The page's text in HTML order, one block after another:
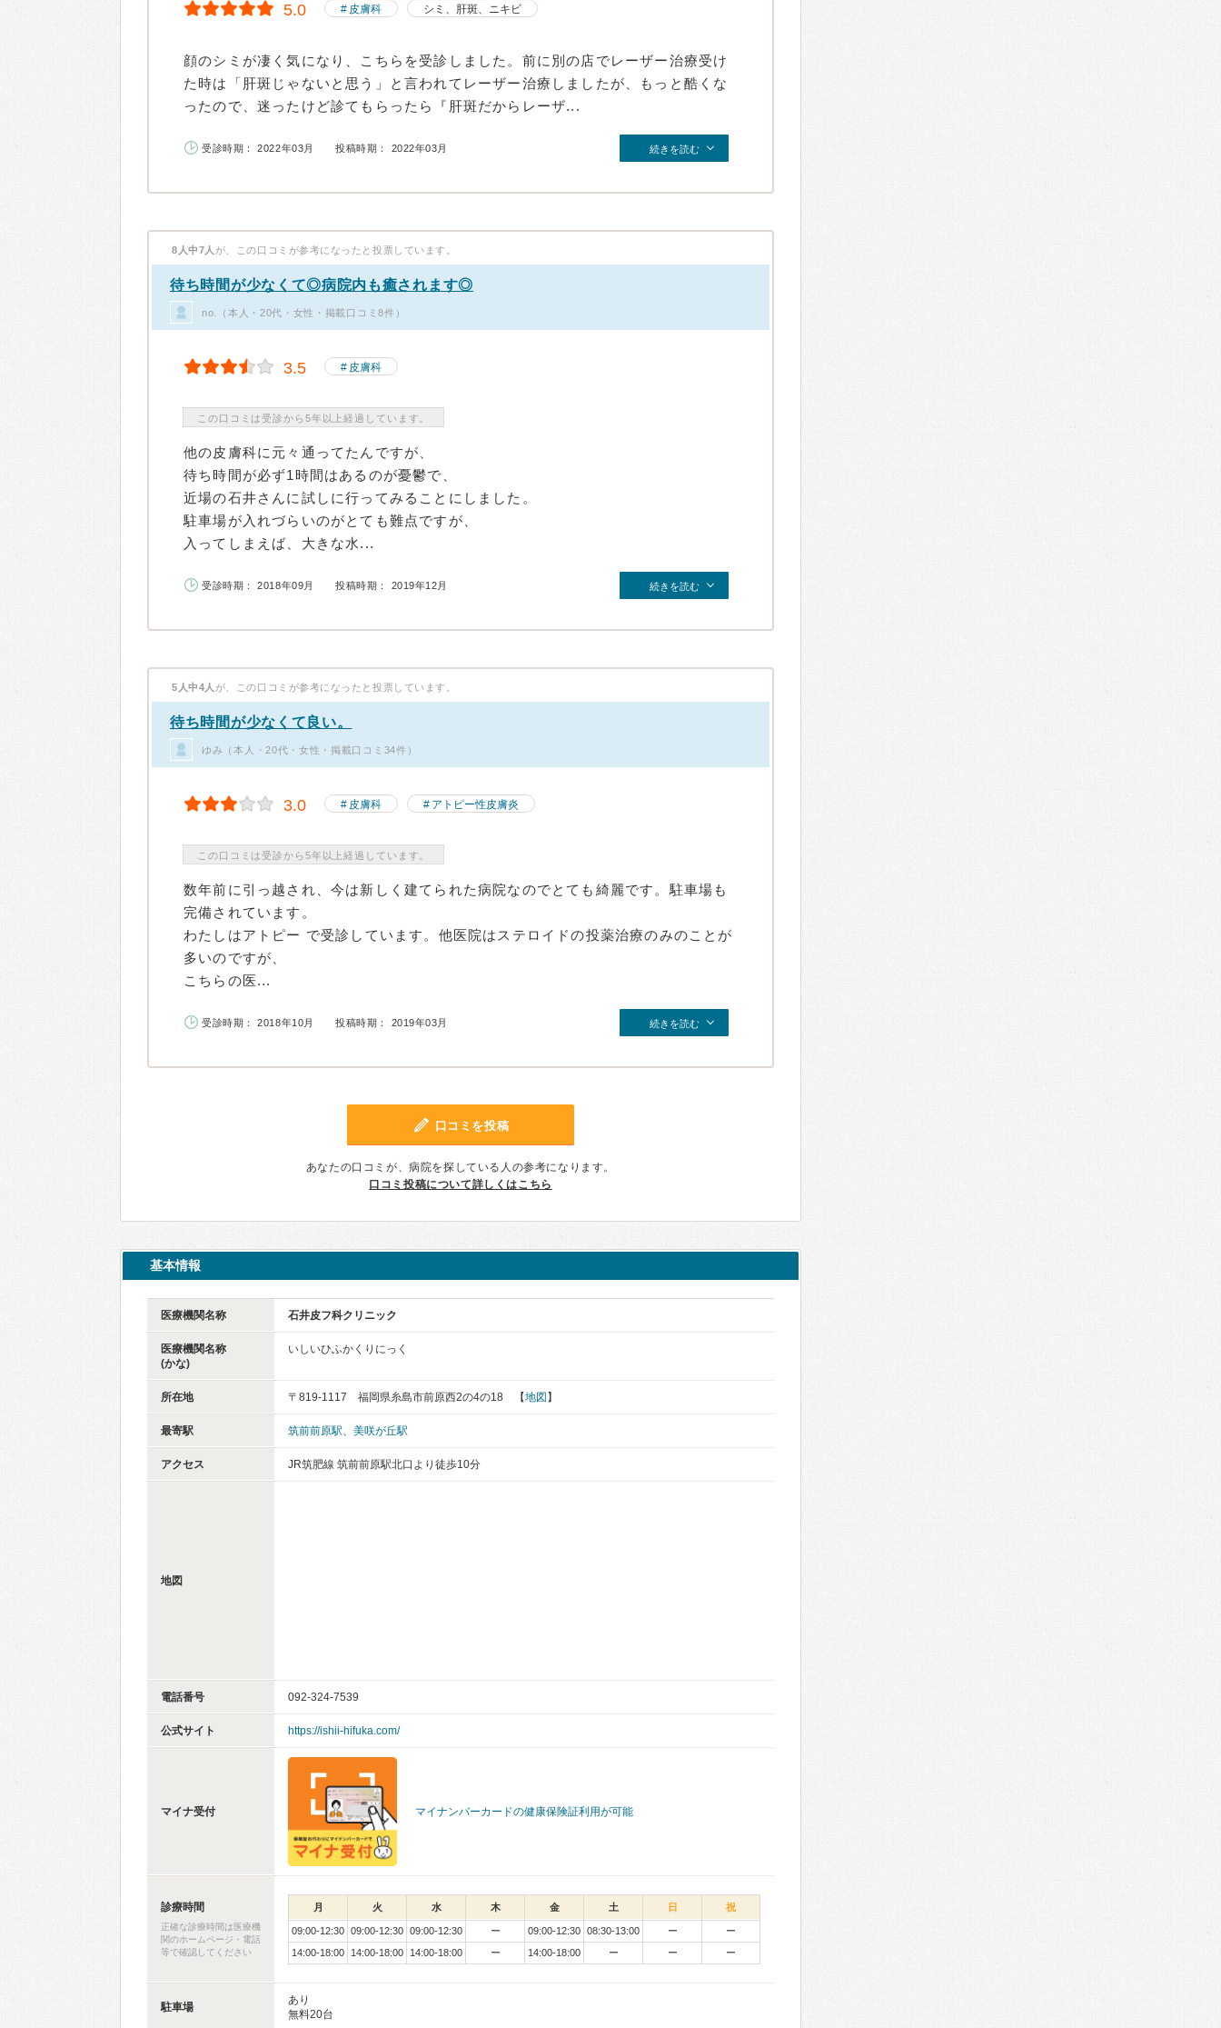
5.0 皮膚科 シミ、肝斑、ニキビ
顔のシミが凄く気になり、こちらを受診しました。前に別の店でレーザー治療受け
た時は「肝斑じゃないと思う」と言われてレーザー治療しましたが、もっと酷くな
ったので、迷ったけど診てもらったら『肝斑だからレーザ...
受診時期： 2022年03月 投稿時期： 2022年03月 続きを読む
8人中7人 が、この口コミが参考になったと投票しています。
待ち時間が少なくて◎病院内も癒されます◎
no.（本人・20代・女性・掲載口コミ8件）
3.5 皮膚科
この口コミは受診から5年以上経過しています。
他の皮膚科に元々通ってたんですが、
待ち時間が必ず1時間はあるのが憂鬱で、
近場の石井さんに試しに行ってみることにしました。
駐車場が入れづらいのがとても難点ですが、
入ってしまえば、大きな水...
受診時期： 2018年09月 投稿時期： 2019年12月 続きを読む
5人中4人 が、この口コミが参考になったと投票しています。
待ち時間が少なくて良い。
ゆみ（本人・20代・女性・掲載口コミ34件）
3.0 皮膚科 アトピー性皮膚炎
この口コミは受診から5年以上経過しています。
数年前に引っ越され、今は新しく建てられた病院なのでとても綺麗です。駐車場も
完備されています。
わたしはアトピー で受診しています。他医院はステロイドの投薬治療のみのことが
多いのですが、
こちらの医...
受診時期： 2018年10月 投稿時期： 2019年03月 続きを読む
口コミを投稿
あなたの口コミが、病院を探している人の参考になります。
口コミ投稿について詳しくはこちら
基本情報
医療機関名称 石井皮フ科クリニック
医療機関名称
(かな)
いしいひふかくりにっく
所在地 〒819-1117 福岡県糸島市前原西2の4の18 【地図 】
最寄駅 筑前前原駅、 美咲が丘駅
アクセス JR筑肥線 筑前前原駅北口より徒歩10分
地図
電話番号 092-324-7539
公式サイト https://ishii-hifuka.com/
マイナ受付 マイナンバーカードの健康保険証利用が可能
診療時間
正確な診療時間は医療機
関のホームページ・電話
等で確認してください
月 火 水 木 金 土 日 祝
09:00-12:30 09:00-12:30 09:00-12:30 ー 09:00-12:30 08:30-13:00 ー
ー
14:00-18:00
14:00-18:00 14:00-18:00 ー 14:00-18:00 ー ー ー
駐車場
あり
無料20台